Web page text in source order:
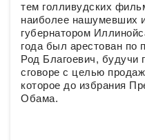
тем голливудских
наиболее нашумевших
губернатором
года был арестован по
Род Благоевич, будучи
сговоре с целью
которое до избрания
Обама.